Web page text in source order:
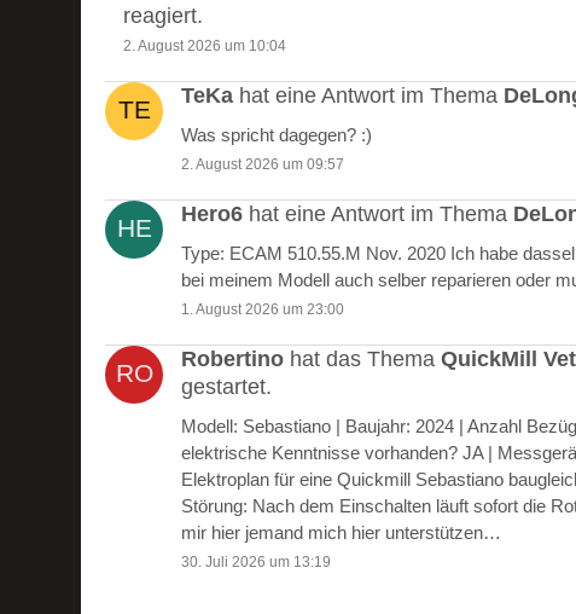
reagiert.
2. August 2026 um 10:04
TeKa hat eine Antwort im Thema
Was spricht dagegen? :)
2. August 2026 um 09:57
Hero6 hat eine Antwort im Thema
Type: ECAM 510.55.M Nov. 2020 Ich habe
bei meinem Modell auch selber reparieren oder
1. August 2026 um 23:00
Robertino hat das ThemaQuickMill
gestartet.
Modell: Sebastiano | Baujahr: 2024 | Anzahl
elektrische Kenntnisse vorhanden? JA |
Elektroplan für eine Quickmill Sebastiano
Störung: Nach dem Einschalten läuft sofort die
mir hier jemand mich hier unterstützen…
30. Juli 2026 um 13:19